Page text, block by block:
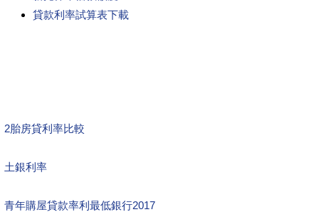
貸款利率試算表下載
2胎房貸利率比較
土銀利率
青年購屋貸款率利最低銀行2017